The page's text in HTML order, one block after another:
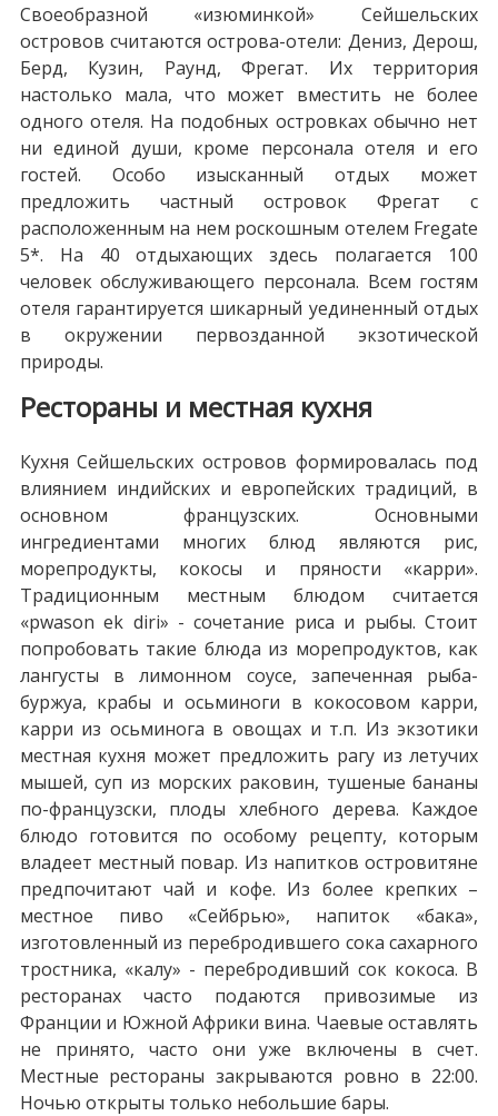
Своеобразной «изюминкой» Сейшельских
островов считаются острова-отели: Дениз, Дерош,
Берд, Кузин, Раунд, Фрегат. Их территория
настолько мала, что может вместить не более
одного отеля. На подобных островках обычно нет
ни единой души, кроме персонала отеля и его
гостей. Особо изысканный отдых может
предложить частный островок Фрегат с
расположенным на нем роскошным отелем Fregate
5*. На 40 отдыхающих здесь полагается 100
человек обслуживающего персонала. Всем гостям
отеля гарантируется шикарный уединенный отдых
в окружении первозданной экзотической
природы.
Рестораны и местная кухня
Кухня Сейшельских островов формировалась под
влиянием индийских и европейских традиций, в
основном французских. Основными
ингредиентами многих блюд являются рис,
морепродукты, кокосы и пряности «карри».
Традиционным местным блюдом считается
«pwason ek diri» - сочетание риса и рыбы. Стоит
попробовать такие блюда из морепродуктов, как
лангусты в лимонном соусе, запеченная рыба-
буржуа, крабы и осьминоги в кокосовом карри,
карри из осьминога в овощах и т.п. Из экзотики
местная кухня может предложить рагу из летучих
мышей, суп из морских раковин, тушеные бананы
по-французски, плоды хлебного дерева. Каждое
блюдо готовится по особому рецепту, которым
владеет местный повар. Из напитков островитяне
предпочитают чай и кофе. Из более крепких –
местное пиво «Сейбрью», напиток «бака»,
изготовленный из перебродившего сока сахарного
тростника, «калу» - перебродивший сок кокоса. В
ресторанах часто подаются привозимые из
Франции и Южной Африки вина. Чаевые оставлять
не принято, часто они уже включены в счет.
Местные рестораны закрываются ровно в 22:00.
Ночью открыты только небольшие бары.